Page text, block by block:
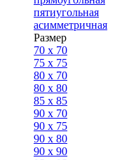
пятиугольная
асимметричная
Размер
70 x 70
75 x 75
80 x 70
80 x 80
85 x 85
90 x 70
90 x 75
90 x 80
90 x 90